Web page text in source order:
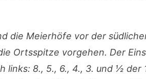
die Meierhöfe vor der
Ortsspitze vorgehen. Der
links: 8., 5., 6., 4., 3. und ½ der